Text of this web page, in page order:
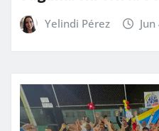
Yelindi Pérez